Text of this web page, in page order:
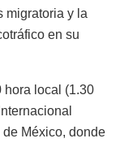
migratoria y la
en su
hora local (1.30
México, donde